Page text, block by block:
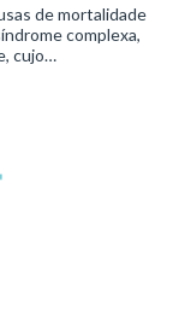
de mortalidade
complexa,
cujo